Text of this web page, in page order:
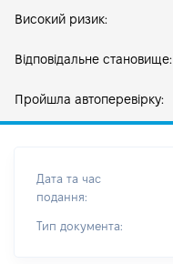
Високий ризик:
Відповідальне становище:
Пройшла автоперевірку:
Дата та час
подання:
Тип документа: